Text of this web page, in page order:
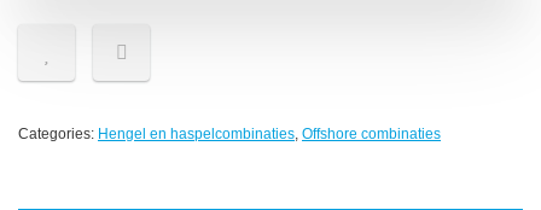
Categories: Hengel en haspelcombinaties, Offshore combinaties